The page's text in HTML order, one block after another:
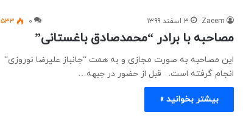
Zaeem ۳ اسفند ۱۳۹۹ ۰ ۵۳۳
مصاحبه با برادر “محمدصادق باغستانی”
این مصاحبه به صورت مجازی و به همت “جانباز علیرضا نوروزی“
انجام گرفته است. قبل از حضور در جبهه…
بیشتر بخوانید »